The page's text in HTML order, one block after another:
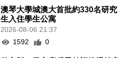
澳琴大學城澳大首批約330名研究
生入住學生公寓
2026-08-06 21:37
1592
0